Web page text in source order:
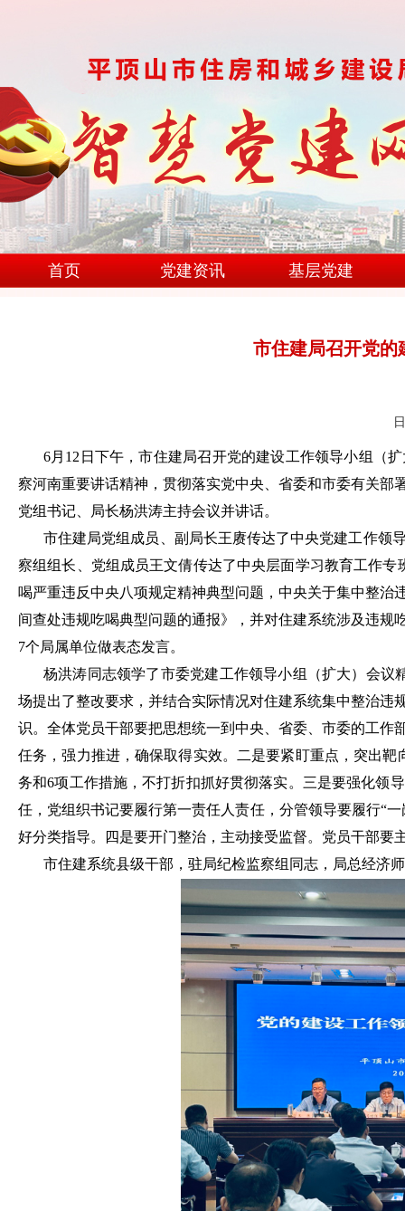
首页 党建资讯 基层党建
市住建局召开党的
6月12日下午，市住建局召开党的建设工作领导小组（
察河南重要讲话精神，贯彻落实党中央、省委和市委有关
党组书记、局长杨洪涛主持会议并讲话。
市住建局党组成员、副局长王赓传达了中央党建工作领
察组组长、党组成员王文倩传达了中央层面学习教育工作
喝严重违反中央八项规定精神典型问题，中央关于集中整
间查处违规吃喝典型问题的通报》，并对住建系统涉及违
7个局属单位做表态发言。
杨洪涛同志领学了市委党建工作领导小组（扩大）会
场提出了整改要求，并结合实际情况对住建系统集中整治
识。全体党员干部要把思想统一到中央、省委、市委的工
任务，强力推进，确保取得实效。二是要紧盯重点，突出
务和6项工作措施，不打折扣抓好贯彻落实。三是要强化领
任，党组织书记要履行第一责任人责任，分管领导要履行“
好分类指导。四是要开门整治，主动接受监督。党员干部要
市住建系统县级干部，驻局纪检监察组同志，局总经济